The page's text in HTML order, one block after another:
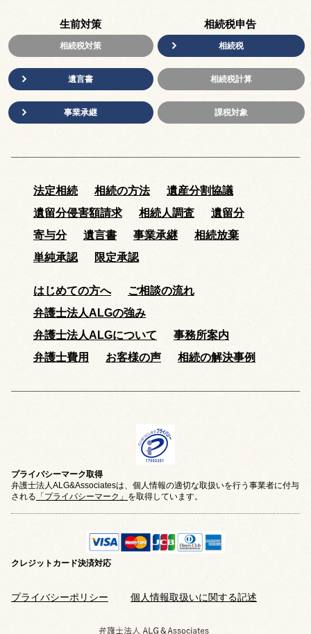
生前対策
相続税対策
遺言書
事業承継
相続税申告
相続税
相続税計算
課税対象
法定相続 相続の方法
遺産分割協議
遺留分侵害額請求
相続人調査
遺留分
寄与分
遺言書 事業承継
相続放棄
単純承認
限定承認
はじめての方へ
ご相談の流れ
弁護士法人ALGの強み
弁護士法人ALGについて
事務所案内
弁護士費用
お客様の声 相続の解決事例
プライバシーマーク取得
弁護士法人ALG&Associatesは、個人情報の適切な取扱いを行う事業者に付与
される 「プライバシーマーク」 を取得しています。
クレジットカード決済対応
プライバシーポリシー 個人情報取扱いに関する記述